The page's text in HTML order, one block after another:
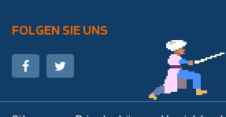
FOLGEN SIE UNS